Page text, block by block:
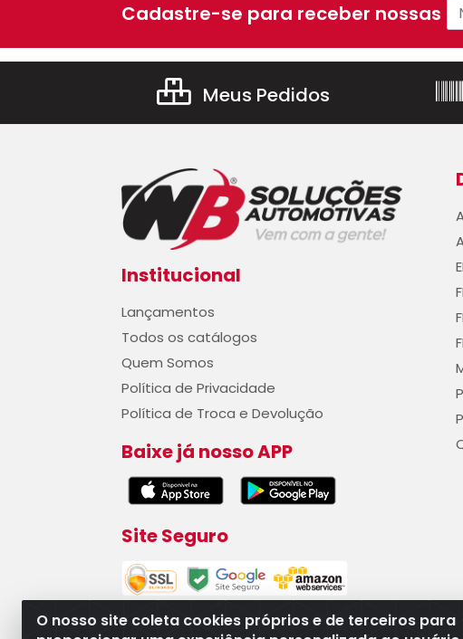
O nosso site coleta cookies próprios e de terceiros para
Cadastre-se para receber nossas
Meus Pedidos
Institucional
Lançamentos
Todos os catálogos
Quem Somos
Política de Privacidade
Política de Troca e Devolução
Baixe já nosso APP
Site Seguro